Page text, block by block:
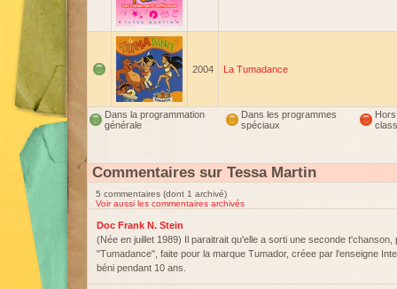
2004 La Tumadance
Dans la programmation
générale
Dans les programmes
spéciaux
Hors
Commentaires sur Tessa Martin
5 commentaires (dont 1 archivé)
Voir aussi les commentaires archivés
Doc Frank N. Stein
(Née en juillet 1989) Il paraitrait qu'elle a sorti une seconde t'chanson,
"Tumadance", faite pour la marque Tumador, créee par l'enseigne
béni pendant 10 ans.